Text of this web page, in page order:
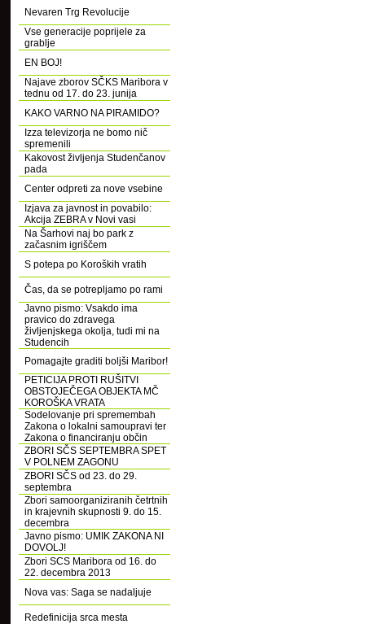
Nevaren Trg Revolucije
Vse generacije poprijele za
grablje
EN BOJ!
Najave zborov SČKS Maribora v
tednu od 17. do 23. junija
KAKO VARNO NA PIRAMIDO?
Izza televizorja ne bomo nič
spremenili
Kakovost življenja Studenčanov
pada
Center odpreti za nove vsebine
Izjava za javnost in povabilo:
Akcija ZEBRA v Novi vasi
Na Šarhovi naj bo park z
začasnim igriščem
S potepa po Koroških vratih
Čas, da se potrepljamo po rami
Javno pismo: Vsakdo ima
pravico do zdravega
življenjskega okolja, tudi mi na
Studencih
Pomagajte graditi boljši Maribor!
PETICIJA PROTI RUŠITVI
OBSTOJEČEGA OBJEKTA MČ
KOROŠKA VRATA
Sodelovanje pri spremembah
Zakona o lokalni samoupravi ter
Zakona o financiranju občin
ZBORI SČS SEPTEMBRA SPET
V POLNEM ZAGONU
ZBORI SČS od 23. do 29.
septembra
Zbori samoorganiziranih četrtnih
in krajevnih skupnosti 9. do 15.
decembra
Javno pismo: UMIK ZAKONA NI
DOVOLJ!
Zbori SCS Maribora od 16. do
22. decembra 2013
Nova vas: Saga se nadaljuje
Redefinicija srca mesta